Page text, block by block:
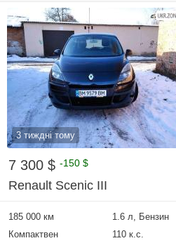
3 тиждні тому
7 300 $ -150 $
Renault Scenic III
185 000 км 1.6 л, Бензин
Компактвен
110 к.с.